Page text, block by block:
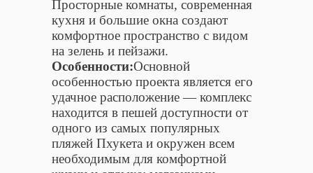
Просторные комнаты, современная
кухня и большие окна создают
комфортное пространство с видом
на зелень и пейзажи.
Особенности:Основной
особенностью проекта является его
удачное расположение — комплекс
находится в пешей доступности от
одного из самых популярных
пляжей Пхукета и окружен всем
необходимым для комфортной